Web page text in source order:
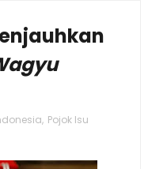
, Pojok Isu